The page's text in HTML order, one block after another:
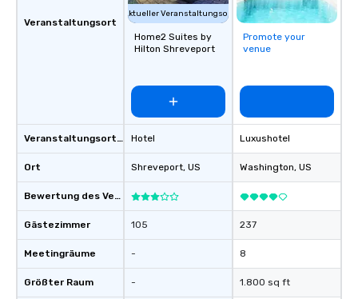
Veranstaltungsort
Veranstaltungsortstyp
Ort
Bewertung des Veranstaltungsortes
Gästezimmer
Meetingräume
Größter Raum
Aktueller Veranstaltungsort
Home2 Suites by
Hilton Shreveport
Hotel
Shreveport, US
105
-
-
Promote your
venue
Luxushotel
Washington, US
237
8
1.800 sq ft